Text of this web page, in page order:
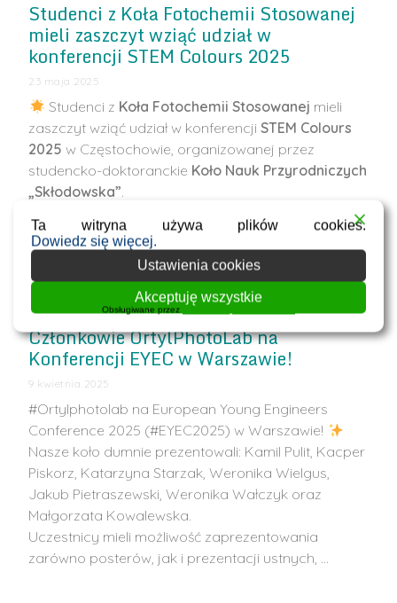
Studenci z Koła Fotochemii Stosowanej
mieli zaszczyt wziąć udział w
konferencji STEM Colours 2025
23 maja 2025
Studenci z Koła Fotochemii Stosowanej mieli
zaszczyt wziąć udział w konferencjiSTEM Colours
2025 w Częstochowie, organizowanej przez
studencko-doktoranckie Koło Nauk Przyrodniczych
„Skłodowska”.
przedstawili referaty ustne, prezentując wyniki
swoich dotychczasowych badań.
Wydarzenie …
Członkowie OrtylPhotoLab na
Konferencji EYEC w Warszawie!
9 kwietnia 2025
#Ortylphotolab na European Young Engineers
Conference 2025 (#EYEC2025) w Warszawie!
Nasze koło dumnie prezentowali: Kamil Pulit, Kacper
Piskorz, Katarzyna Starzak, Weronika Wielgus,
Jakub Pietraszewski, Weronika Wałczyk oraz
Małgorzata Kowalewska.
Uczestnicy mieli możliwość zaprezentowania
zarówno posterów, jak i prezentacji ustnych, …
Ta witryna używa plików cookies.
Dowiedz się więcej.
Ustawienia cookies
Akceptuję wszystkie
Obsługiwane przez WPLP Compliance Platform